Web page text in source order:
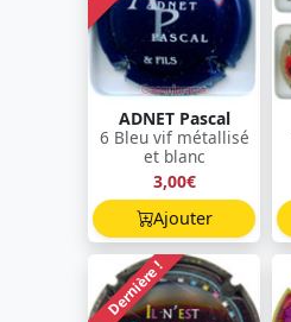
ADNET Pascal
6 Bleu vif métallisé
et blanc
3,00€
Ajouter
Dernière !